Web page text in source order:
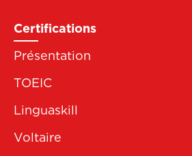
Certifications
Présentation
TOEIC
Linguaskill
Voltaire